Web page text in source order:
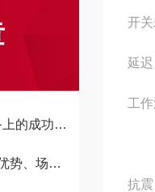
成功应用
操作要点
开
延
工
抗